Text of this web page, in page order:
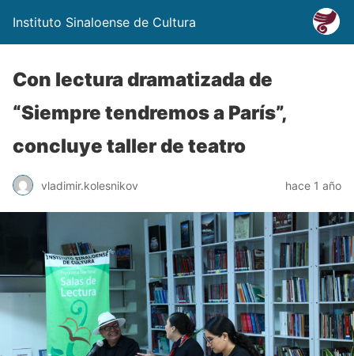
Instituto Sinaloense de Cultura
Con lectura dramatizada de
“Siempre tendremos a París”,
concluye taller de teatro
vladimir.kolesnikov hace 1 año